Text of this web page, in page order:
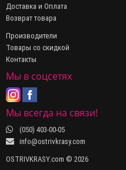
Доставка и Оплата
Возврат товара
Производители
Товары со скидкой
Контакты
Мы в соцсетях
Мы всегда на связи!
(050) 403-00-05
info@ostrivkrasy.com
OSTRIVKRASY.com © 2026